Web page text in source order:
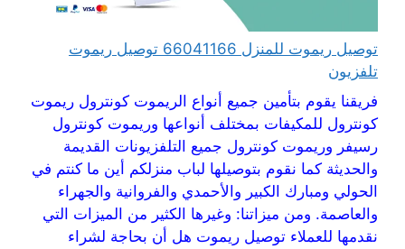
توصيل ريموت للمنزل 66041166 توصيل ريموت
تلفزيون
فريقنا يقوم بتأمين جميع أنواع الريموت كونترول ريموت
كونترول للمكيفات بمختلف أنواعها وريموت كونترول
رسيفر وريموت كونترول جميع التلفزيونات القديمة
والحديثة كما نقوم بتوصيلها لباب منزلكم أين ما كنتم في
الحولي ومبارك الكبير والأحمدي والفروانية والجهراء
والعاصمة. ومن ميزاتنا: وغيرها الكثير من الميزات التي
نقدمها للعملاء توصيل ريموت هل أن بحاجة لشراء